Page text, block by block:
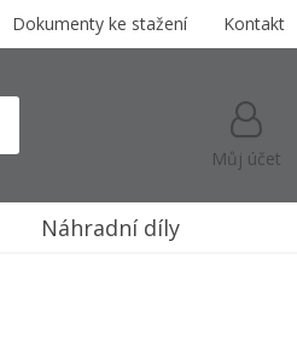
Dokumenty ke stažení Kontakt
Můj účet
Náhradní díly